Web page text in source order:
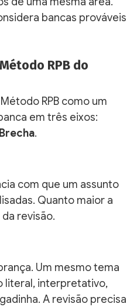
bancas prováveis
RPB do
RPB como um
em três eixos:
Brecha.
com que um assunto
Quanto maior a
revisão.
Um mesmo tema
literal, interpretativo,
A revisão precisa